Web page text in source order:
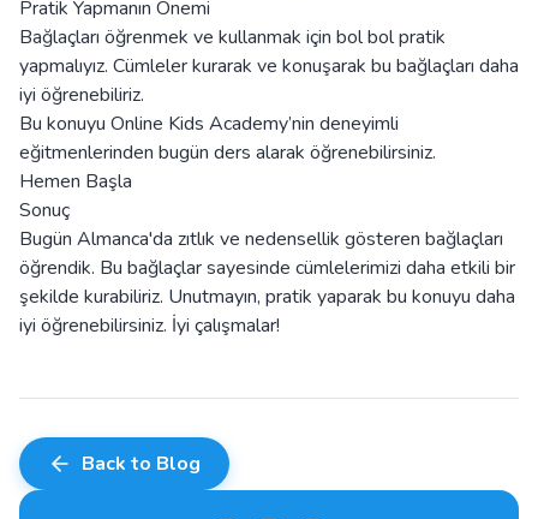
Pratik Yapmanın Önemi
Bağlaçları öğrenmek ve kullanmak için bol bol pratik
yapmalıyız. Cümleler kurarak ve konuşarak bu bağlaçları daha
iyi öğrenebiliriz.
Bu konuyu Online Kids Academy’nin deneyimli
eğitmenlerinden bugün ders alarak öğrenebilirsiniz.
Hemen Başla
Sonuç
Bugün Almanca'da zıtlık ve nedensellik gösteren bağlaçları
öğrendik. Bu bağlaçlar sayesinde cümlelerimizi daha etkili bir
şekilde kurabiliriz. Unutmayın, pratik yaparak bu konuyu daha
iyi öğrenebilirsiniz. İyi çalışmalar!
Back to Blog